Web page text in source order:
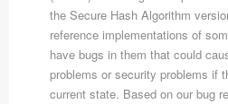
the Secure Hash Algorithm
reference implementations of
have bugs in them that could
problems or security problems if
current state. Based on our bug